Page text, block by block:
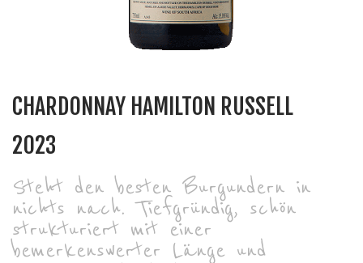
CHARDONNAY HAMILTON RUSSELL
2023
Steht den besten Burgundern in
nichts nach. Tiefgründig, schön
strukturiert mit einer
bemerkenswerter Länge und